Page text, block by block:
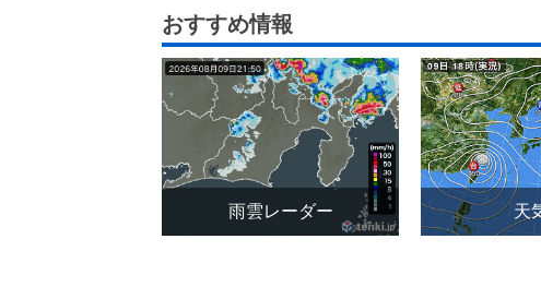
おすすめ情報
雨雲レーダー 天